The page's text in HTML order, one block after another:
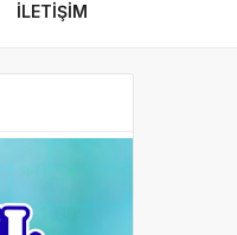
İLETIŞIM